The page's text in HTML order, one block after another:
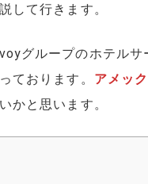
して行きます。
グループのホテルサ
ております。 アメッ
かと思います。